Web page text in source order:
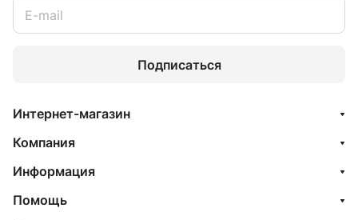
Подписаться
Интернет-магазин
Компания
Информация
Помощь